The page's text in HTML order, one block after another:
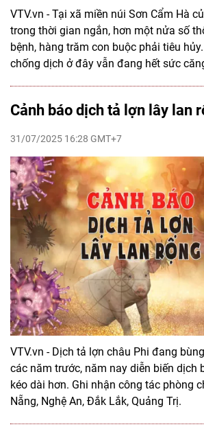
VTV.vn - Tại xã miền núi Sơn Cẩm Hà
trong thời gian ngắn, hơn một nửa số
bệnh, hàng trăm con buộc phải tiêu
chống dịch ở đây vẫn đang hết sức
Cảnh báo dịch tả lợn lây lan
31/07/2025 16:28 GMT+7
VTV.vn - Dịch tả lợn châu Phi đang
các năm trước, năm nay diễn biến dịch
kéo dài hơn. Ghi nhận công tác phòng
Nẵng, Nghệ An, Đắk Lắk, Quảng Trị.